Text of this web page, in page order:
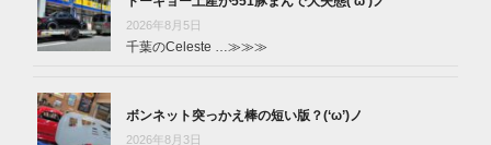
2026年8月5日
千葉のCeleste … ≫≫≫
ボンネット突っかえ棒の短い版？(‘ω’)ノ
2026年8月3日